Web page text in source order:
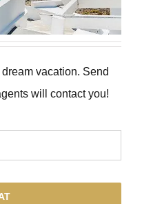
vacation. Send
will contact you!